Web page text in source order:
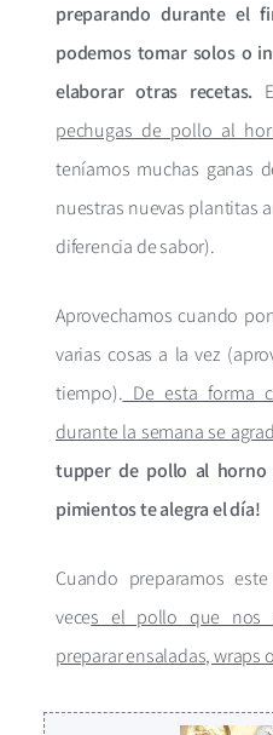
preparando durante el
podemos tomar solos o
elaborar otras recetas.
pechugas de pollo al
teníamos muchas ganas
nuestras nuevas plantitas
diferencia de sabor).
Aprovechamos cuando
varias cosas a la vez
tiempo). De esta forma
durante la semana se
tupper de pollo al horno
pimientos te alegra el día!
Cuando preparamos
veces el pollo que nos
preparar ensaladas, wraps